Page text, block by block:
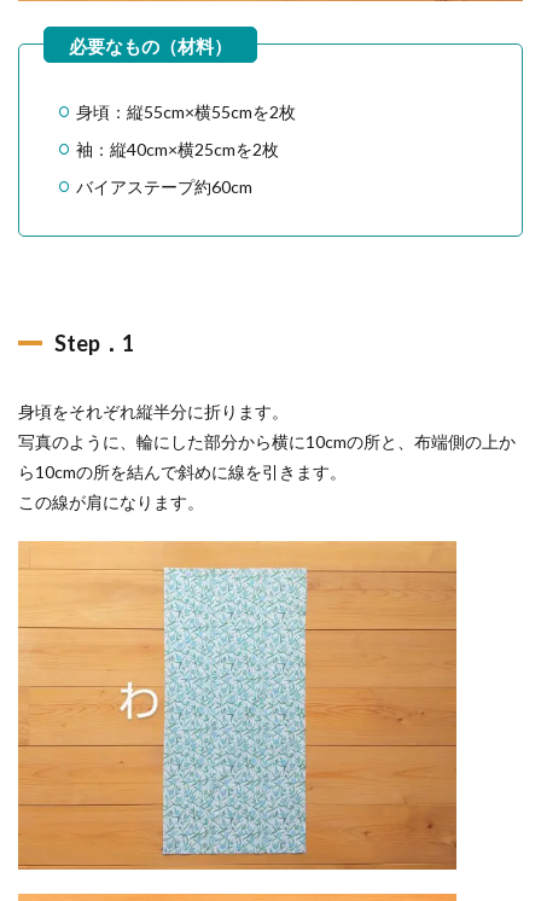
身頃：縦55cm×横55cmを2枚
袖：縦40cm×横25cmを2枚
バイアステープ約60cm
Step．1
身頃をそれぞれ縦半分に折ります。
写真のように、輪にした部分から横に10cmの所と、布端側の上か
ら10cmの所を結んで斜めに線を引きます。
この線が肩になります。